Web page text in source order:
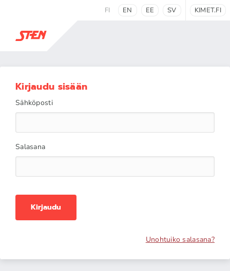
FI EN EE SV KIMET.FI
Kirjaudu sisään
Sähköposti
Salasana
Kirjaudu
Unohtuiko salasana?